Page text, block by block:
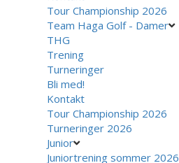
Tour Championship 2026
Team Haga Golf - Damer
THG
Trening
Turneringer
Bli med!
Kontakt
Tour Championship 2026
Turneringer 2026
Junior
Juniortrening sommer 2026